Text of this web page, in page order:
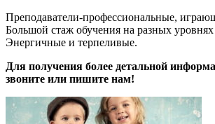
Преподаватели-профессиональные,
Большой стаж обучения на разных
Энергичные и терпеливые.
Для получения более детальной
звоните или пишите нам!